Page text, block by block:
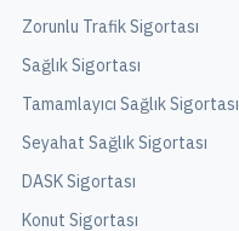
Zorunlu Trafik Sigortası
Sağlık Sigortası
Tamamlayıcı Sağlık Sigortası
Seyahat Sağlık Sigortası
DASK Sigortası
Konut Sigortası